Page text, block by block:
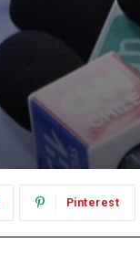
Pinterest